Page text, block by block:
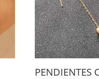
PENDIENTES